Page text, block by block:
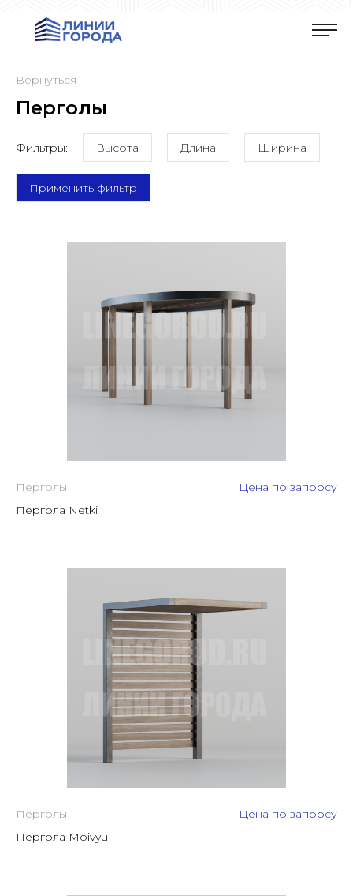
Вернуться
Перголы
Фильтры: Высота Длина Ширина
Применить фильтр
Перголы
Цена по запросу
Пергола Netki
Перголы
Цена по запросу
Пергола Möivyu